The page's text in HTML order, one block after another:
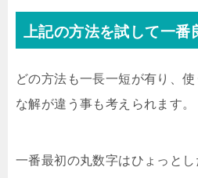
上記の方法を試して一番
どの方法も一長一短が有り、
な解が違う事も考えられます。
一番最初の丸数字はひょっと